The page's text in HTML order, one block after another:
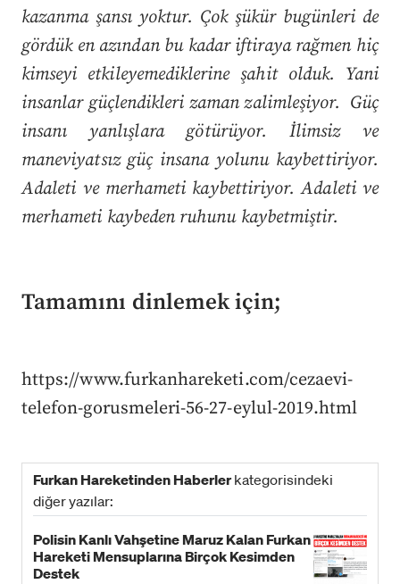
kazanma şansı yoktur. Çok şükür bugünleri de
gördük en azından bu kadar iftiraya rağmen hiç
kimseyi etkileyemediklerine şahit olduk. Yani
insanlar güçlendikleri zaman zalimleşiyor. Güç
insanı yanlışlara götürüyor. İlimsiz ve
maneviyatsız güç insana yolunu kaybettiriyor.
Adaleti ve merhameti kaybettiriyor. Adaleti ve
merhameti kaybeden ruhunu kaybetmiştir.
Tamamını dinlemek için;
https://www.furkanhareketi.com/cezaevi-
telefon-gorusmeleri-56-27-eylul-2019.html
Furkan Hareketinden Haberlerkategorisindeki
diğer yazılar:
Polisin Kanlı Vahşetine Maruz Kalan Furkan
Hareketi Mensuplarına Birçok Kesimden
Destek